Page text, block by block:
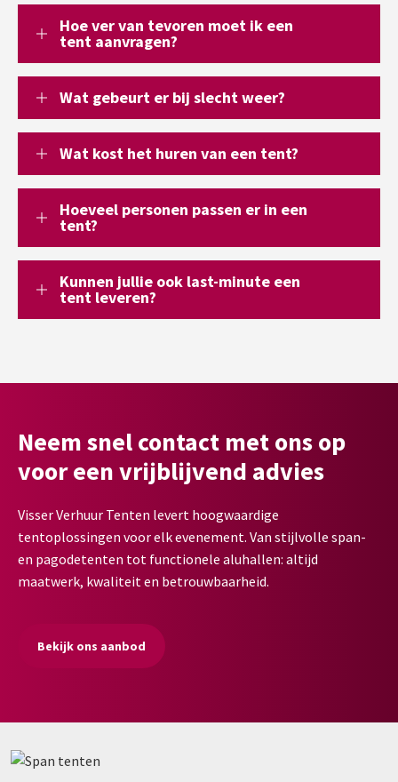
Hoe ver van tevoren moet ik een
tent aanvragen?
Wat gebeurt er bij slecht weer?
Wat kost het huren van een tent?
Hoeveel personen passen er in een
tent?
Kunnen jullie ook last-minute een
tent leveren?
Neem snel contact met ons op
voor een vrijblijvend advies
Visser Verhuur Tenten levert hoogwaardige
tentoplossingen voor elk evenement. Van stijlvolle span-
en pagodetenten tot functionele aluhallen: altijd
maatwerk, kwaliteit en betrouwbaarheid.
Bekijk ons aanbod